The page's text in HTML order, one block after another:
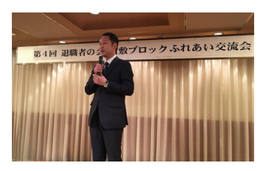
事務所アクセス
活動報告